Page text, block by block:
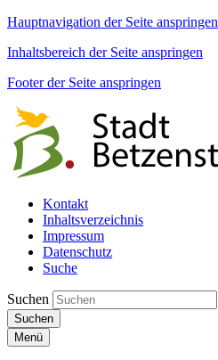
Hauptnavigation der Seite anspringen
Inhaltsbereich der Seite anspringen
Footer der Seite anspringen
Kontakt
Inhaltsverzeichnis
Impressum
Datenschutz
Suche
Suchen
Suchen
Menü